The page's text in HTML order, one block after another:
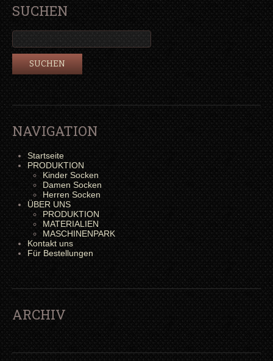
SUCHEN
NAVIGATION
Startseite
PRODUKTION
Kinder Socken
Damen Socken
Herren Socken
ÜBER UNS
PRODUKTION
MATERIALIEN
MASCHINENPARK
Kontakt uns
Für Bestellungen
ARCHIV